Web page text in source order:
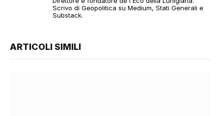
Scrivo di Geopolitica su Medium, Stati Generali e
Substack.
ARTICOLI SIMILI